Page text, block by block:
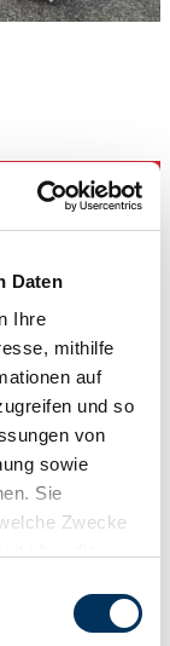
Daten
Ihre
mithilfe
auf
und so
von
sowie
Sie
Zwecke